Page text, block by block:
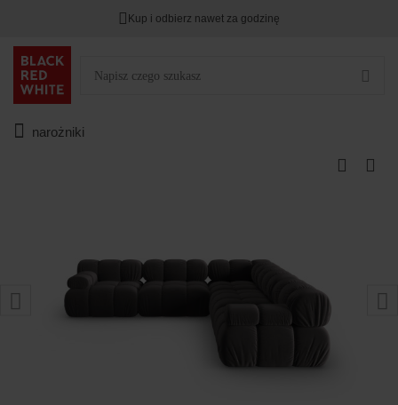
Kup i odbierz nawet za godzinę
narożniki